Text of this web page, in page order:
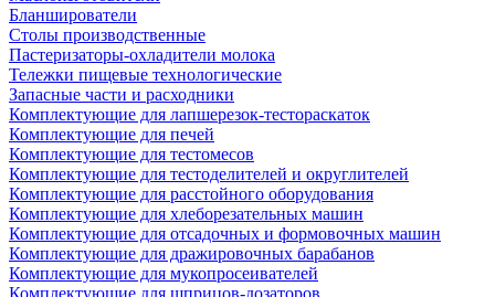
Бланширователи
Столы производственные
Пастеризаторы-охладители молока
Тележки пищевые технологические
Запасные части и расходники
Комплектующие для лапшерезок-тестораскаток
Комплектующие для печей
Комплектующие для тестомесов
Комплектующие для тестоделителей и округлителей
Комплектующие для расстойного оборудования
Комплектующие для хлеборезательных машин
Комплектующие для отсадочных и формовочных машин
Комплектующие для дражировочных барабанов
Комплектующие для мукопросеивателей
Комплектующие для шприцов-дозаторов